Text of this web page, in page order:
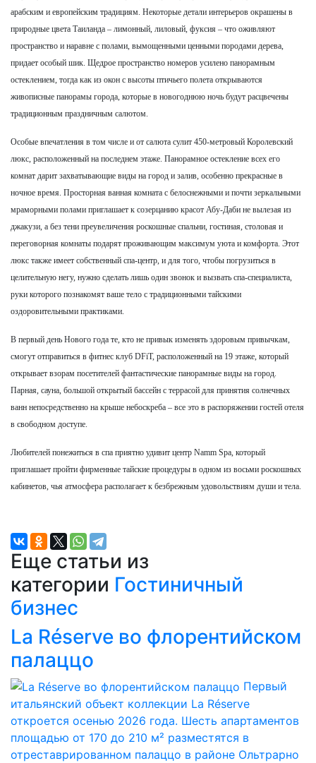
арабским и европейским традициям. Некоторые детали интерьеров окрашены в
природные цвета Таиланда – лимонный, лиловый, фуксия – что оживляют
пространство и наравне с полами, вымощенными ценными породами дерева,
придает особый шик. Щедрое пространство номеров усилено панорамным
остеклением, тогда как из окон с высоты птичьего полета открываются
живописные панорамы города, которые в новогоднюю ночь будут расцвечены
традиционным праздничным салютом.
Особые впечатления в том числе и от салюта сулит 450-метровый Королевский
люкс, расположенный на последнем этаже. Панорамное остекление всех его
комнат дарит захватывающие виды на город и залив, особенно прекрасные в
ночное время. Просторная ванная комната с белоснежными и почти зеркальными
мраморными полами приглашает к созерцанию красот Абу-Даби не вылезая из
джакузи, а без тени преувеличения роскошные спальни, гостиная, столовая и
переговорная комнаты подарят проживающим максимум уюта и комфорта. Этот
люкс также имеет собственный спа-центр, и для того, чтобы погрузиться в
целительную негу, нужно сделать лишь один звонок и вызвать спа-специалиста,
руки которого познакомят ваше тело с традиционными тайскими
оздоровительными практиками.
В первый день Нового года те, кто не привык изменять здоровым привычкам,
смогут отправиться в фитнес клуб DFiT, расположенный на 19 этаже, который
открывает взорам посетителей фантастические панорамные виды на город.
Парная, сауна, большой открытый бассейн с террасой для принятия солнечных
ванн непосредственно на крыше небоскреба – все это в распоряжении гостей отеля
в свободном доступе.
Любителей понежиться в спа приятно удивит центр Namm Spa, который
приглашает пройти фирменные тайские процедуры в одном из восьми роскошных
кабинетов, чья атмосфера располагает к безбрежным удовольствиям души и тела.
Еще статьи из
категории Гостиничный
бизнес
La Réserve во флорентийском
палаццо
Первый
итальянский объект коллекции La Réserve
откроется осенью 2026 года. Шесть апартаментов
площадью от 170 до 210 м² разместятся в
отреставрированном палаццо в районе Ольтрарно